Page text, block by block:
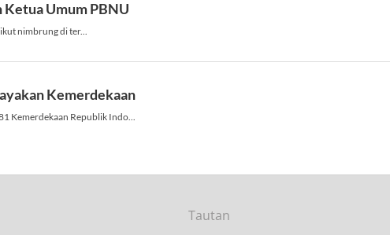
Tautan